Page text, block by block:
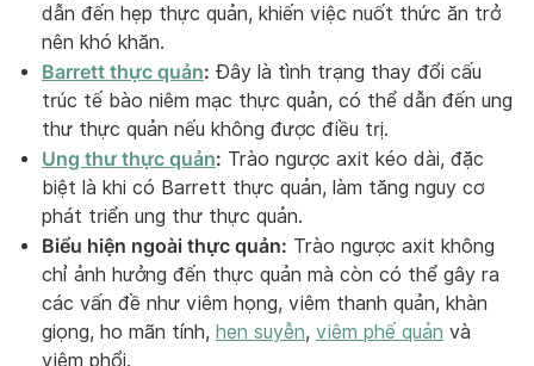
dẫn đến hẹp thực quản, khiến việc nuốt thức ăn trở
nên khó khăn.
Barrett thực quản: Đây là tình trạng thay đổi cấu
trúc tế bào niêm mạc thực quản, có thể dẫn đến ung
thư thực quản nếu không được điều trị.
Ung thư thực quản: Trào ngược axit kéo dài, đặc
biệt là khi có Barrett thực quản, làm tăng nguy cơ
phát triển ung thư thực quản.
Biểu hiện ngoài thực quản: Trào ngược axit không
chỉ ảnh hưởng đến thực quản mà còn có thể gây ra
các vấn đề như viêm họng, viêm thanh quản, khàn
giọng, ho mãn tính, hen suyễn, viêm phế quản và
viêm phổi.